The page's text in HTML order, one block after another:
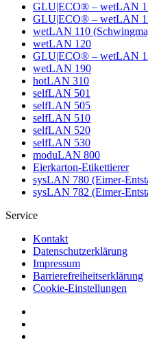
GLU|ECO® – wetLAN
GLU|ECO® – wetLAN
wetLAN 110
wetLAN 120
GLU|ECO® – wetLAN
wetLAN 190
hotLAN 310
selfLAN 501
selfLAN 505
selfLAN 510
selfLAN 520
selfLAN 530
moduLAN 800
Eierkarton-Etikettierer
sysLAN 780 (Eimer-
sysLAN 782 (Eimer-
Service
Kontakt
Datenschutzerklärung
Impressum
Barrierefreiheitserklärung
Cookie-Einstellungen